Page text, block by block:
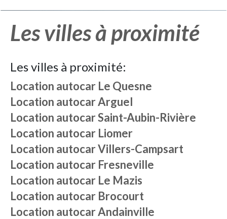
Les villes à proximité
Les villes à proximité:
Location autocar Le Quesne
Location autocarArguel
Location autocarSaint-Aubin-Rivière
Location autocar Liomer
Location autocarVillers-Campsart
Location autocar Fresneville
Location autocar Le Mazis
Location autocar Brocourt
Location autocarAndainville